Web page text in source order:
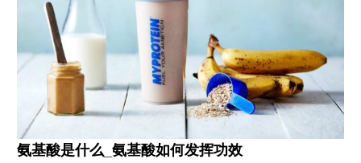
氨基酸是什么_氨基酸如何发挥功效